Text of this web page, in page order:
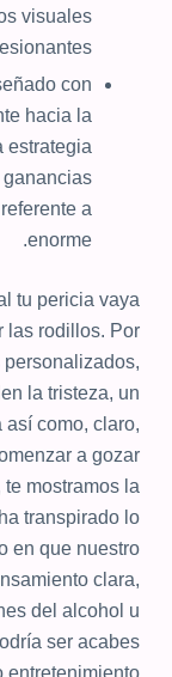
visuales
con
hacia la
estrategia
a
enorme.
tu pericia vaya
las rodillos. Por
la tristeza, un
como, claro,
a gozar
mostramos la
transpirado lo
en que nuestro
clara,
del alcohol u
ser acabes
entretenimiento